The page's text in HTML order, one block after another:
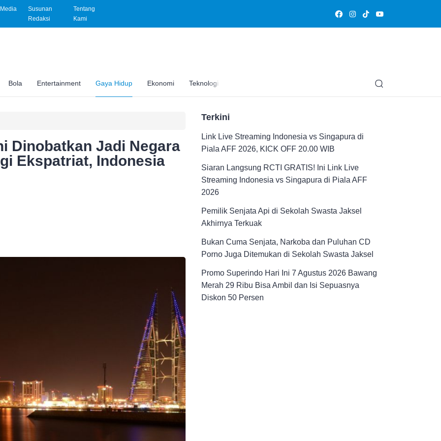
Susunan
Redaksi
Tentang
Kami
Bola Entertainment Gaya Hidup Ekonomi Teknologi Edukasi
Dinobatkan Jadi Negara
Ekspatriat, Indonesia
Terkini
Link Live Streaming Indonesia vs Singapura di
Piala AFF 2026, KICK OFF 20.00 WIB
Siaran Langsung RCTI GRATIS! Ini Link Live
Streaming Indonesia vs Singapura di Piala AFF
2026
Pemilik Senjata Api di Sekolah Swasta Jaksel
Akhirnya Terkuak
Bukan Cuma Senjata, Narkoba dan Puluhan CD
Porno Juga Ditemukan di Sekolah Swasta Jaksel
Promo Superindo Hari Ini 7 Agustus 2026 Bawang
Merah 29 Ribu Bisa Ambil dan Isi Sepuasnya
Diskon 50 Persen